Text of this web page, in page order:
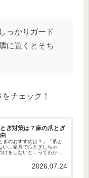
っかりガード
に置くとそち
チェック！
ぎ対策は？麻の爪とぎ
ぎのおすすめは？」「爪と
い…家具で爪とぎしちゃ
けをしないと…ってわかっ
で爪とぎしないで～バリバ
、気難しいラグ...2026.07.24